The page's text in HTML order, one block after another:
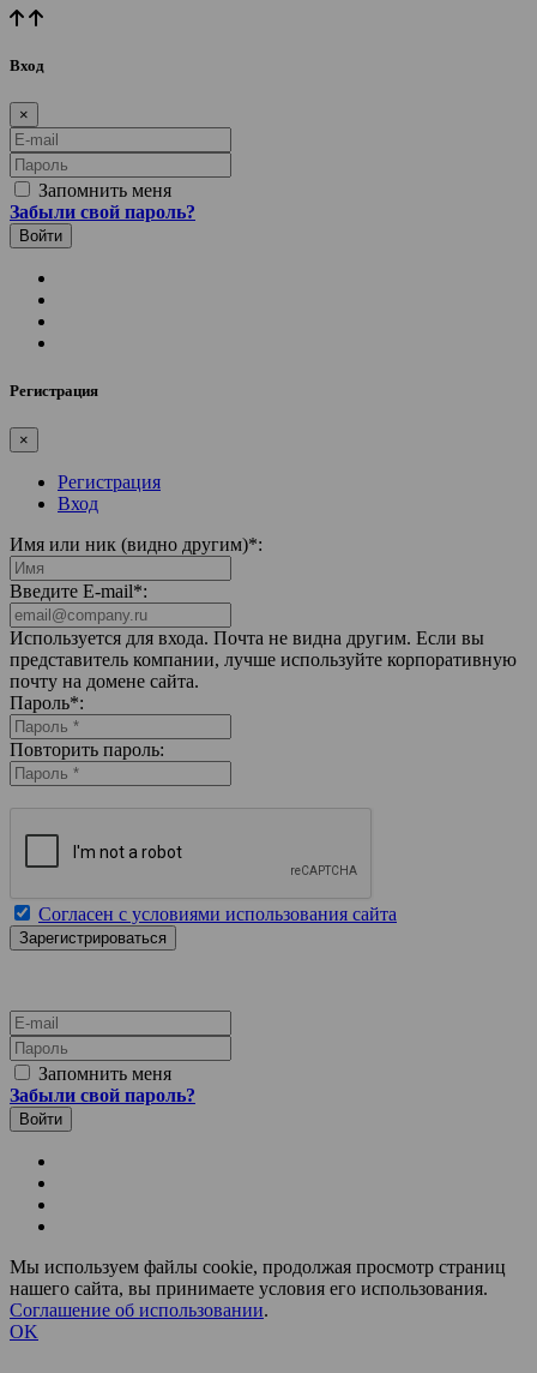
Вход
×
E-mail
Пароль
Запомнить меня
Забыли свой пароль?
Регистрация
×
Регистрация
Вход
Имя или ник (видно другим)*:
Введите E-mail*:
Используется для входа. Почта не видна другим. Если вы
представитель компании, лучше используйте корпоративную
почту на домене сайта.
Пароль*:
Повторить пароль:
Согласен с условиями использования сайта
E-mail
Пароль
Запомнить меня
Забыли свой пароль?
Мы используем файлы cookie, продолжая просмотр страниц
нашего сайта, вы принимаете условия его использования.
Соглашение об использовании.
OK